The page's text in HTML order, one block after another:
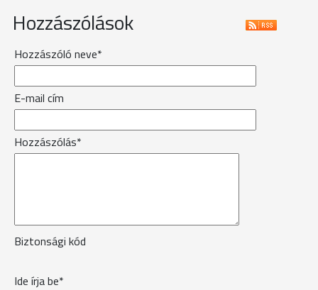
Hozzászólások
Hozzászóló neve*
E-mail cím
Hozzászólás*
Biztonsági kód
Ide írja be*